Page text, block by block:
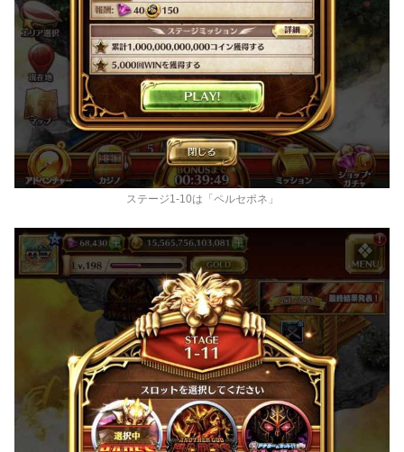
ステージ1-10は「ペルセポネ」